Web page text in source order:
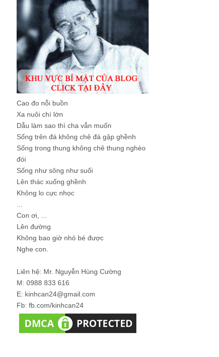
Cao đo nỗi buồn
Xa nuôi chí lớn
Dẫu làm sao thì cha vẫn muốn
Sống trên đá không chê đá gập ghềnh
Sống trong thung không chê thung nghèo
đói
Sống như sông như suối
Lên thác xuống ghềnh
Không lo cực nhọc
Con ơi, ...
Lên đường
Không bao giờ nhỏ bé được
Nghe con.
Liên hệ: Mr. Nguyễn Hùng Cường
M: 0988 833 616
E: kinhcan24@gmail.com
Fb: fb.com/kinhcan24